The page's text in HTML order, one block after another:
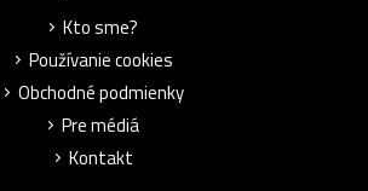
Kto sme?
Používanie cookies
Obchodné podmienky
Pre médiá
Kontakt